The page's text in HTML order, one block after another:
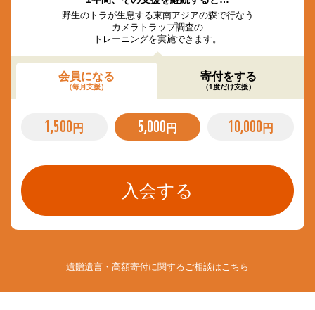
野生のトラが生息する東南アジアの森で行なう
カメラトラップ調査の
トレーニングを実施できます。
会員になる
（毎月支援）
寄付をする
（1度だけ支援）
1,500 円 5,000 円 10,000 円
遺贈遺言・高額寄付に関するご相談は こちら